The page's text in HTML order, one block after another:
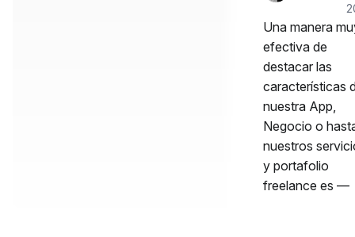
Una manera
efectiva de
destacar las
características
nuestra App,
Negocio o
nuestros
y portafolio
freelance es —